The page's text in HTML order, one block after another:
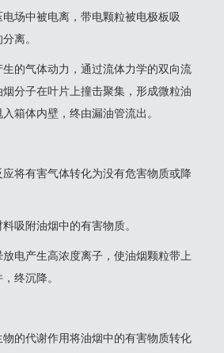
场中被电离，带电颗粒被电极板吸
离‌。
的气体动力，通过流体力学的双向流
分子在叶片上撞击聚集，形成微粒油
箱体内壁，终由漏油管流出‌。
将有害气体转化为没有危害物质或降
吸附油烟中的有害物质。
电产生高浓度离子，使油烟颗粒带上
终沉降‌。
的代谢作用将油烟中的有害物质转化